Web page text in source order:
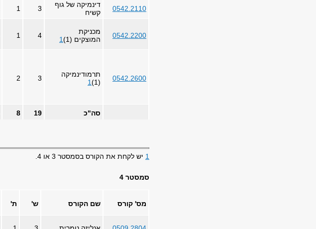
0542.2110
דינמיקה של גוף
קשיח
3
1
0542.2200
מכניקת
המוצקים (1)
1
4
1
0542.2600
תרמודינמיקה
(1)
1
3
2
סה"כ
19
8
1 יש לקחת את הקורס בסמסטר 3 או 4.
סמסטר 4
מס' קורס שם הקורס ש' ת'